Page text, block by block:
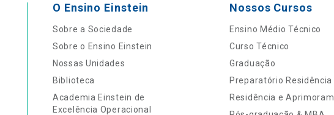
O Ensino Einstein
Sobre a Sociedade
Sobre o Ensino Einstein
Nossas Unidades
Biblioteca
Academia Einstein de
Excelência Operacional
Nossos Cursos
Ensino Médio Técnico
Curso Técnico
Graduação
Preparatório Residência
Residência e